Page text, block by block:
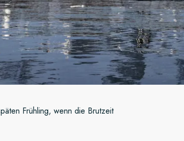
Frühling, wenn die Brutzeit